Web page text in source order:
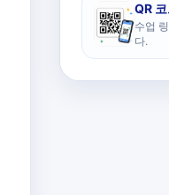
QR
수업
다.